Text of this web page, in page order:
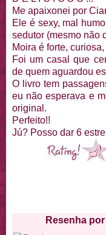
Me apaixonei por
Ele é sexy, mal
sedutor (mesmo não
Moira é forte,
Foi um casal que
de quem aguardou
O livro tem
eu não esperava e
original.
Perfeito!!
Jú? Posso dar 6
Resenha